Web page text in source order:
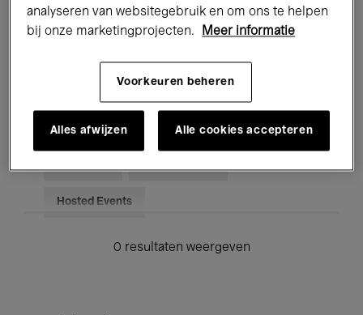
Jazz Klassieke Muziek Global Music
Elektronische Muziek
Voor iedereen Kids’ Palace
Hosted Events
0 resultaten weergeven
analyseren van websitegebruik en om ons te helpen
bij onze marketingprojecten.
Meer informatie
Voorkeuren beheren
Alles afwijzen Alle cookies accepteren